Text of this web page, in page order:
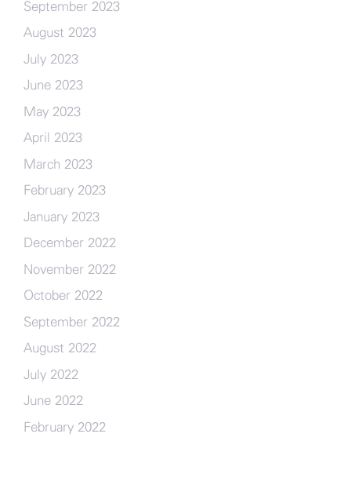
September 2023
August 2023
July 2023
June 2023
May 2023
April 2023
March 2023
February 2023
January 2023
December 2022
November 2022
October 2022
September 2022
August 2022
July 2022
June 2022
February 2022